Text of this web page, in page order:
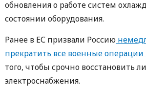
обновления о работе систем
состоянии оборудования.
Ранее в ЕС призвали Россию
прекратить все военные операции
того, чтобы срочно восстановить
электроснабжения.